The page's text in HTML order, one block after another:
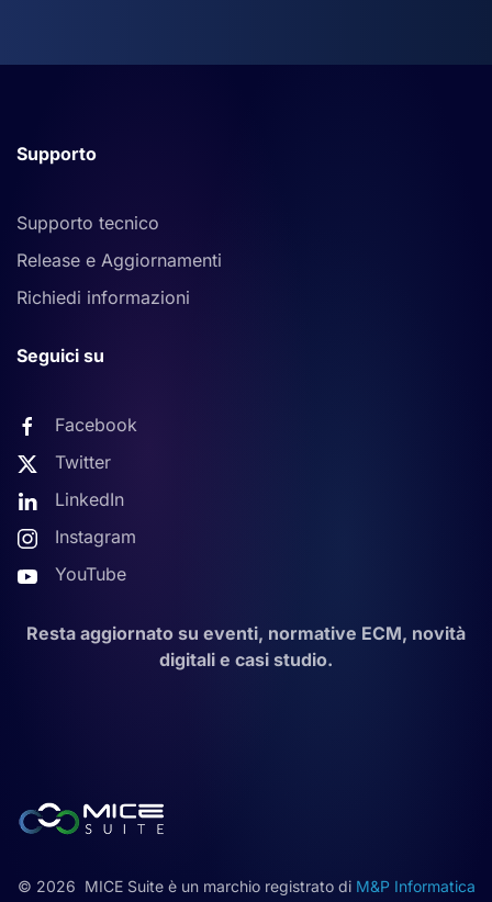
Supporto
Supporto tecnico
Release e Aggiornamenti
Richiedi informazioni
Seguici su
Facebook
Twitter
LinkedIn
Instagram
YouTube
Resta aggiornato su eventi, normative ECM, novità
digitali e casi studio.
© 2026 MICE Suite è un marchio registrato di M&P Informatica